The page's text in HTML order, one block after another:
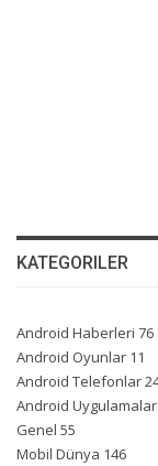
KATEGORILER
Android Haberleri 76
Android Oyunlar 11
Android Telefonlar
Android Uygulamalar
Genel 55
Mobil Dünya 146